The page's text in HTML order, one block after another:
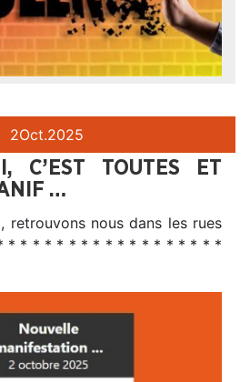
2Oct.2025
C’EST TOUTES ET
…
retrouvons nous dans les rues
* * * * * * * * * * * * * * * * * *